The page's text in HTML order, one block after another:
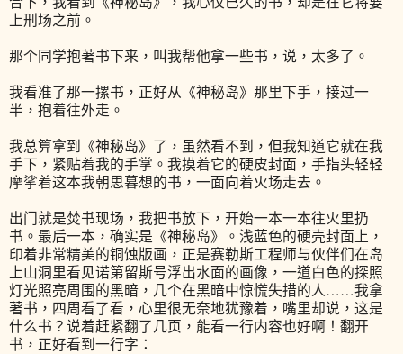
上刑场之前。
那个同学抱著书下来，叫我帮他拿一些书，说，太多了。
我看准了那一摞书，正好从《神秘岛》那里下手，接过一
半，抱着往外走。
我总算拿到《神秘岛》了，虽然看不到，但我知道它就在我
手下，紧贴着我的手掌。我摸着它的硬皮封面，手指头轻轻
摩挲着这本我朝思暮想的书，一面向着火场走去。
出门就是焚书现场，我把书放下，开始一本一本往火里扔
书。最后一本，确实是《神秘岛》。浅蓝色的硬壳封面上，
印着非常精美的铜蚀版画，正是赛勒斯工程师与伙伴们在岛
上山洞里看见诺第留斯号浮出水面的画像，一道白色的探照
灯光照亮周围的黑暗，几个在黑暗中惊慌失措的人……我拿
著书，四周看了看，心里很无奈地犹豫着，嘴里却说，这是
什么书？说着赶紧翻了几页，能看一行内容也好啊！翻开
书，正好看到一行字：